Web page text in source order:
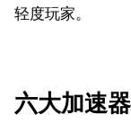
轻度玩家。
六大加速